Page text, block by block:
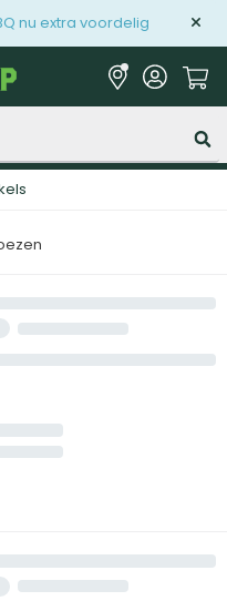
nu extra voordelig